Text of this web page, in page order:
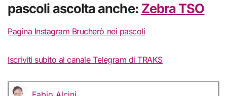
pascoli ascolta anche: Zebra TSO
Pagina Instagram Brucherò nei pascoli
Iscriviti subito al canale Telegram di TRAKS